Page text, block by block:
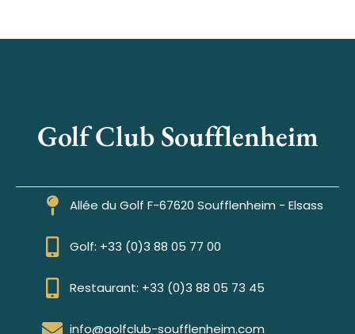
Golf Club Soufflenheim
Allée du Golf F-67620 Soufflenheim - Elsass
Golf: +33 (0)3 88 05 77 00
Restaurant: +33 (0)3 88 05 73 45
info@golfclub-soufflenheim.com